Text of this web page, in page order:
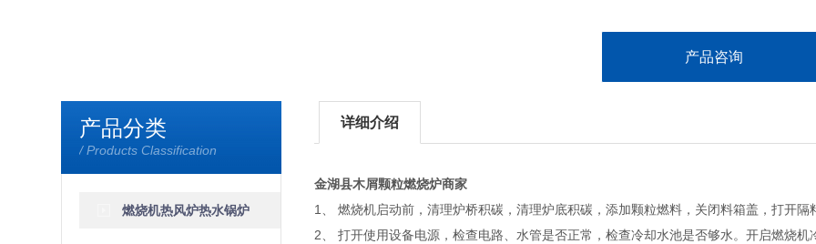
产品咨询
产品分类
/ Products Classification
燃烧机热风炉热水锅炉
详细介绍
金湖县木屑颗粒燃烧炉商家
1、 燃烧机启动前，清理炉桥积碳，清理炉底积碳，添加颗粒燃料，关闭料箱盖，打开隔
2、 打开使用设备电源，检查电路、水管是否正常，检查冷却水池是否够水。开启燃烧机